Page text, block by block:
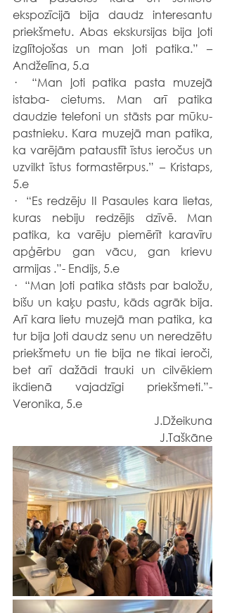
ekspozīcijā bija daudz interesantu
priekšmetu. Abas ekskursijas bija ļoti
izglītojošas un man ļoti patika.” –
Andželīna, 5.a
·  “Man ļoti patika pasta muzejā
istaba- cietums. Man arī patika
daudzie telefoni un stāsts par mūku-
pastnieku. Kara muzejā man patika,
ka varējām pataustīt īstus ieročus un
uzvilkt īstus formastērpus.” – Kristaps,
5.e
·  “Es redzēju II Pasaules kara lietas,
kuras nebiju redzējis dzīvē. Man
patika, ka varēju piemērīt karavīru
apģērbu gan vācu, gan krievu
armijas .”- Endijs, 5.e
·  “Man ļoti patika stāsts par baložu,
bišu un kaķu pastu, kāds agrāk bija.
Arī kara lietu muzejā man patika, ka
tur bija ļoti daudz senu un neredzētu
priekšmetu un tie bija ne tikai ieroči,
bet arī dažādi trauki un cilvēkiem
ikdienā vajadzīgi priekšmeti.”-
Veronika, 5.e
J.Džeikuna
J.Taškāne